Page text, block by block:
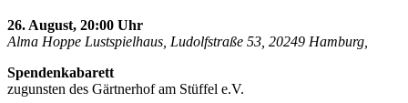
26. August, 20:00 Uhr
Alma Hoppe Lustspielhaus, Ludolfstraße 53, 20249 Hamburg,
Spendenkabarett
zugunsten des Gärtnerhof am Stüffel e.V.